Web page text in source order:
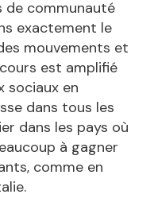
de communauté
exactement le
mouvements et
est amplifié
sociaux en
dans tous les
dans les pays où
à gagner
comme en